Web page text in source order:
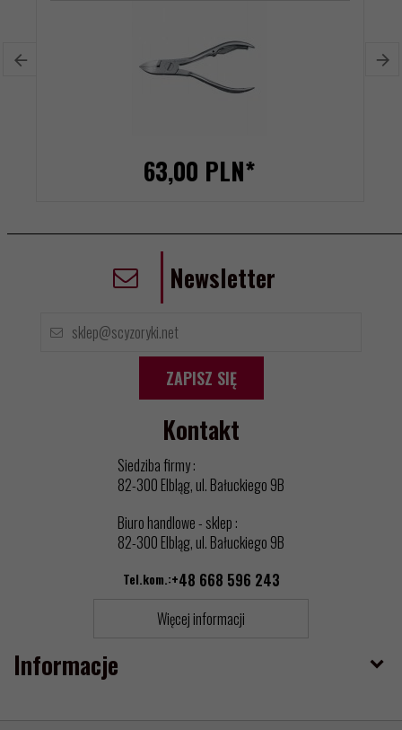
63,00 PLN*
Informacje
Newsletter
ZAPISZ SIĘ
Kontakt
Siedziba firmy :
82-300 Elbląg, ul. Bałuckiego 9B
Biuro handlowe - sklep :
82-300 Elbląg, ul. Bałuckiego 9B
Tel.kom.:+48 668 596 243
Więcej informacji